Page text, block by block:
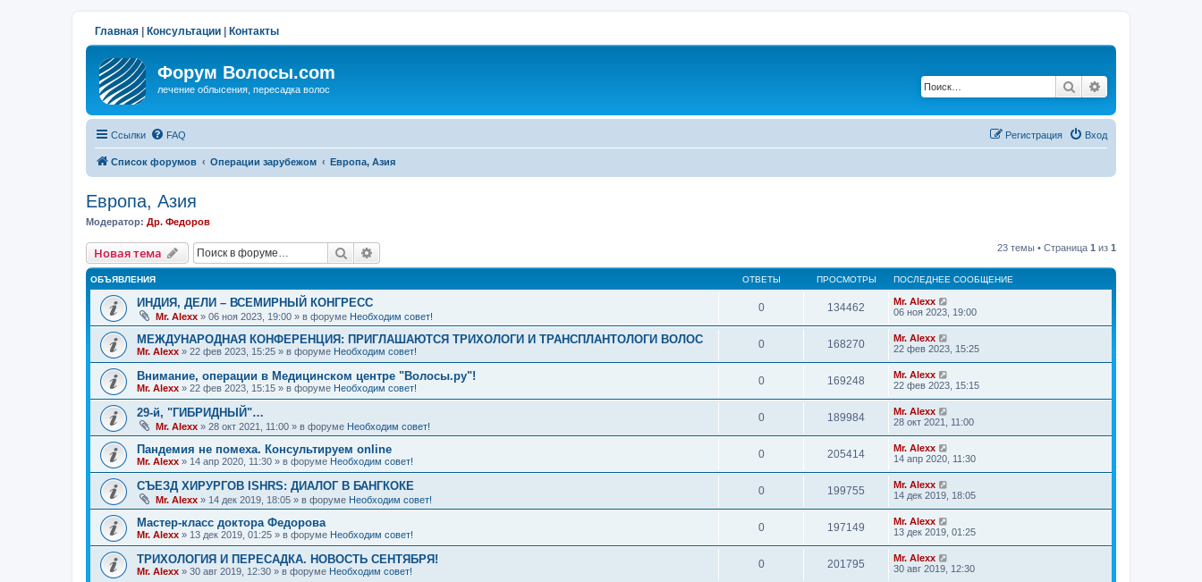
Главная Консультации Контакты
Форум Волосы.com
лечение облысения, пересадка волос Поиск
Ссылки FAQ Вход
Регистрация
Список форумов Операции зарубежом Европа, Азия
Европа, Азия
Модератор: Др. Федоров
Новая тема Поиск 23 темы • Страница 1 из 1
ОБЪЯВЛЕНИЯ ОТВЕТЫ ПРОСМОТРЫ ПОСЛЕДНЕЕ СООБЩЕНИЕ
ИНДИЯ, ДЕЛИ – ВСЕМИРНЫЙ КОНГРЕСС
Mr. Alexx » 06 ноя 2023, 19:00 » в форуме Необходим совет!
0 134462
Mr. Alexx
06 ноя 2023, 19:00
МЕЖДУНАРОДНАЯ КОНФЕРЕНЦИЯ: ПРИГЛАШАЮТСЯ ТРИХОЛОГИ И ТРАНСПЛАНТОЛОГИ ВОЛОС
Mr. Alexx » 22 фев 2023, 15:25 » в форуме Необходим совет!
0 168270
Mr. Alexx
22 фев 2023, 15:25
Внимание, операции в Медицинском центре "Волосы.ру"!
Mr. Alexx » 22 фев 2023, 15:15 » в форуме Необходим совет!
0 169248
Mr. Alexx
22 фев 2023, 15:15
29-й, "ГИБРИДНЫЙ"…
Mr. Alexx » 28 окт 2021, 11:00 » в форуме Необходим совет!
0 189984
Mr. Alexx
28 окт 2021, 11:00
Пандемия не помеха. Консультируем online
Mr. Alexx » 14 апр 2020, 11:30 » в форуме Необходим совет!
0 205414
Mr. Alexx
14 апр 2020, 11:30
СЪЕЗД ХИРУРГОВ ISHRS: ДИАЛОГ В БАНГКОКЕ
Mr. Alexx » 14 дек 2019, 18:05 » в форуме Необходим совет!
0 199755
Mr. Alexx
14 дек 2019, 18:05
Мастер-класс доктора Федорова
Mr. Alexx » 13 дек 2019, 01:25 » в форуме Необходим совет!
0 197149
Mr. Alexx
13 дек 2019, 01:25
ТРИХОЛОГИЯ И ПЕРЕСАДКА. НОВОСТЬ СЕНТЯБРЯ!
Mr. Alexx » 30 авг 2019, 12:30 » в форуме Необходим совет!
0 201795
Mr. Alexx
30 авг 2019, 12:30